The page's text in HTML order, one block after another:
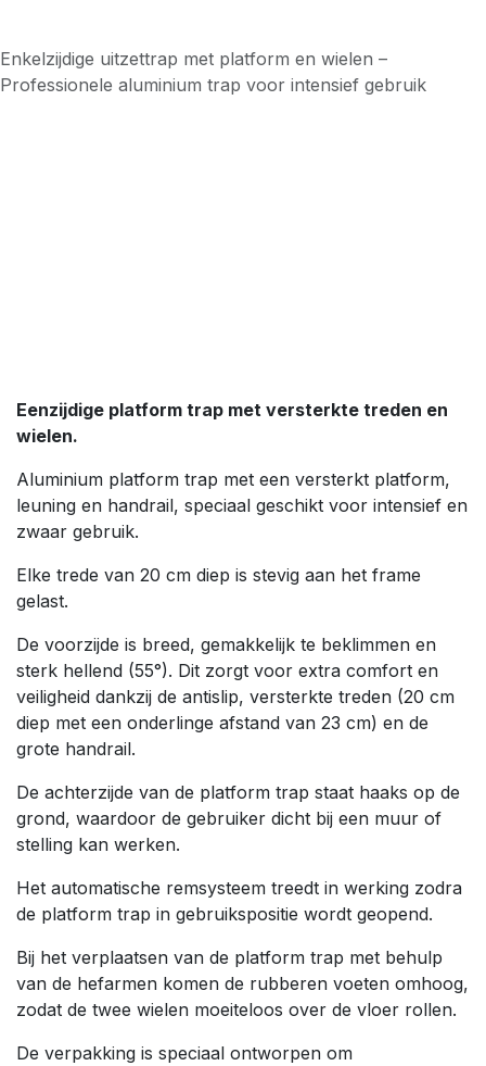
Enkelzijdige uitzettrap met platform en wielen –
Professionele aluminium trap voor intensief gebruik
Eenzijdige platform trap met versterkte treden en
wielen.
Aluminium platform trap met een versterkt platform,
leuning en handrail, speciaal geschikt voor intensief en
zwaar gebruik.
Elke trede van 20 cm diep is stevig aan het frame
gelast.
De voorzijde is breed, gemakkelijk te beklimmen en
sterk hellend (55°). Dit zorgt voor extra comfort en
veiligheid dankzij de antislip, versterkte treden (20 cm
diep met een onderlinge afstand van 23 cm) en de
grote handrail.
De achterzijde van de platform trap staat haaks op de
grond, waardoor de gebruiker dicht bij een muur of
stelling kan werken.
Het automatische remsysteem treedt in werking zodra
de platform trap in gebruikspositie wordt geopend.
Bij het verplaatsen van de platform trap met behulp
van de hefarmen komen de rubberen voeten omhoog,
zodat de twee wielen moeiteloos over de vloer rollen.
De verpakking is speciaal ontworpen om